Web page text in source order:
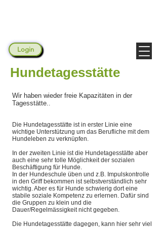
Login
Hundetagesstätte
Wir haben wieder freie Kapazitäten in der
Tagesstätte..
Die Hundetagesstätte ist in erster Linie eine
wichtige Unterstützung um das Berufliche mit dem
Hundeleben zu verknüpfen.
In der zweiten Linie ist die Hundetagesstätte aber
auch eine sehr tolle Möglichkeit der sozialen
Beschäftigung für Hunde.
In der Hundeschule üben und z.B. Impulskontrolle
in den Griff bekommen ist selbstverständlich sehr
wichtig. Aber es für Hunde schwierig dort eine
stabile soziale Kompetenz zu erlernen. Dafür sind
die Gruppen zu klein und die
Dauer/Regelmässigkeit nicht gegeben.
Die Hundetagesstätte dagegen, kann hier sehr viel